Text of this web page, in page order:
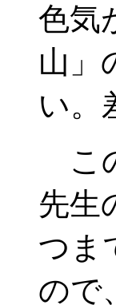
色気
山」
い。
こ
先生
つま
ので